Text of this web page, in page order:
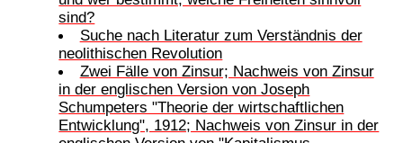
sind?
Suche nach Literatur zum Verständnis der
neolithischen Revolution
Zwei Fälle von Zinsur; Nachweis von Zinsur
in der englischen Version von Joseph
Schumpeters "Theorie der wirtschaftlichen
Entwicklung", 1912; Nachweis von Zinsur in der